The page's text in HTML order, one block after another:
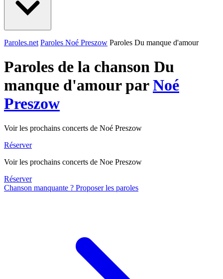
Paroles.net Paroles Noé Preszow Paroles Du manque d'amour
Paroles de la chanson Du
manque d'amour parNoé
Preszow
Voir les prochains concerts de Noé Preszow
Réserver
Voir les prochains concerts de Noe Preszow
Réserver
Chanson manquante ? Proposer les paroles